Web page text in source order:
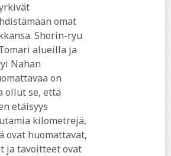
omat
Shorin-ryu
alueilla ja
Nahan
on
ollut se, että
etäisyys
kilometrejä,
ovat huomattavat,
ja tavoitteet ovat